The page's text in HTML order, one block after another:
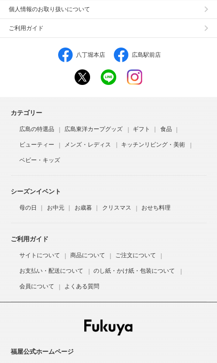
個人情報のお取り扱いについて
ご利用ガイド
八丁堀本店 広島駅前店
カテゴリー
広島の特選品 広島東洋カープグッズ ギフト 食品
ビューティー メンズ・レディス キッチンリビング・美術
ベビー・キッズ
シーズンイベント
母の日 お中元 お歳暮 クリスマス おせち料理
ご利用ガイド
サイトについて 商品について ご注文について
お支払い・配送について のし紙・かけ紙・包装について
会員について よくある質問
福屋公式ホームページ